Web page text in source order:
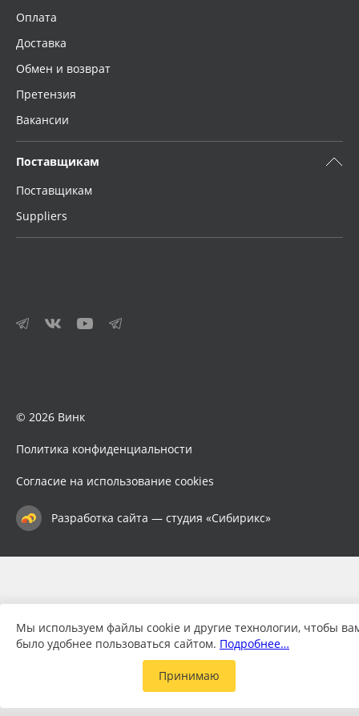
Оплата
Доставка
Обмен и возврат
Претензия
Вакансии
Поставщикам
Поставщикам
Suppliers
© 2026 Винк
Политика конфиденциальности
Согласие на использование cookies
Разработка сайта — студия «Сибирикс»
Мы используем файлы cookie и другие технологии, чтобы
было удобнее пользоваться сайтом. Подробнее…
Принимаю